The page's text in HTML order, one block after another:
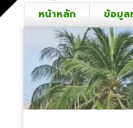
หน้าหลัก ข้อมูล